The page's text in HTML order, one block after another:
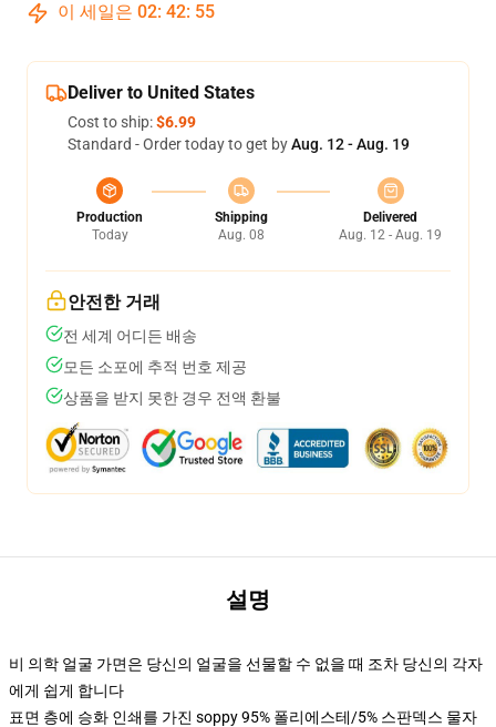
이 세일은 02: 42: 54
Deliver to United States
Cost to ship:$6.99
Standard - Order today to get byAug. 12 - Aug. 19
Production
Today
Shipping
Aug. 08
Delivered
Aug. 12 - Aug. 19
안전한 거래
전 세계 어디든 배송
모든 소포에 추적 번호 제공
상품을 받지 못한 경우 전액 환불
설명
비 의학 얼굴 가면은 당신의 얼굴을 선물할 수 없을 때 조차 당신의 각자
에게 쉽게 합니다
표면 층에 승화 인쇄를 가진 soppy 95% 폴리에스테/5% 스판덱스 물자